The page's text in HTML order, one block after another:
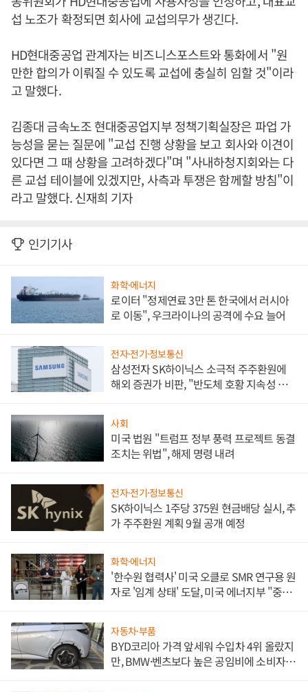
섭 노조가 확정되면 회사에 교섭의무가 생긴다.
HD현대중공업 관계자는 비즈니스포스트와 통화에서 "원
만한 합의가 이뤄질 수 있도록 교섭에 충실히 임할 것"이라
고 말했다.
김종대 금속노조 현대중공업지부 정책기획실장은 파업 가
능성을 묻는 질문에 "교섭 진행 상황을 보고 회사와 이견이
있다면 그 때 상황을 고려하겠다"며 "사내하청지회와는 다
른 교섭 테이블에 있겠지만, 사측과 투쟁은 함께할 방침"이
라고 말했다. 신재희 기자
인기기사
화학·에너지
로이터 "정제연료 3만 톤 한국에서 러시아
로 이동", 우크라이나의 공격에 수요 늘어
전자·전기·정보통신
삼성전자 SK하이닉스 소극적 주주환원에
해외 증권가 비판, "반도체 호황 지속성 의
사회
미국 법원 "트럼프 정부 풍력 프로젝트 동결
조치는 위법", 해제 명령 내려
전자·전기·정보통신
SK하이닉스 1주당 375원 현금배당 실시, 추
가 주주환원 계획 9월 공개 예정
화학·에너지
'한수원 협력사' 미국 오클로 SMR 연구용 원
자로 '임계 상태' 도달, 미국 에너지부 "중요
자동차·부품
BYD코리아 가격 앞세워 수입차 4위 올랐지
만, BMW·벤츠보다 높은 공임비에 소비자